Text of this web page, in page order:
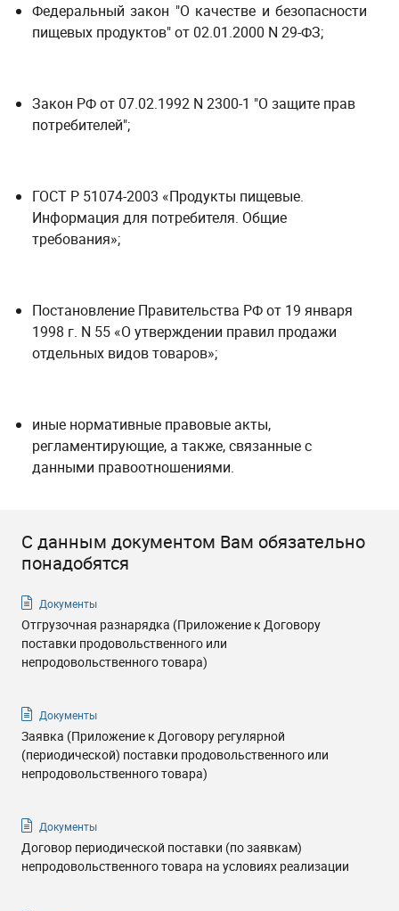
Федеральный закон "О качестве и безопасности
пищевых продуктов" от 02.01.2000 N 29-ФЗ​​​​​​​;
Закон РФ от 07.02.1992 N 2300-1 "О защите прав
потребителей";
ГОСТ Р 51074-2003 «Продукты пищевые.
Информация для потребителя. Общие
требования»;
Постановление Правительства РФ от 19 января
1998 г. N 55 «О утверждении правил продажи
отдельных видов товаров»;
иные нормативные правовые акты,
регламентирующие, а также, связанные с
данными правоотношениями.
С данным документом Вам обязательно
понадобятся
Документы
Отгрузочная разнарядка (Приложение к Договору
поставки продовольственного или
непродовольственного товара)
Документы
Заявка (Приложение к Договору регулярной
(периодической) поставки продовольственного или
непродовольственного товара)
Документы
Договор периодической поставки (по заявкам)
непродовольственного товара на условиях реализации